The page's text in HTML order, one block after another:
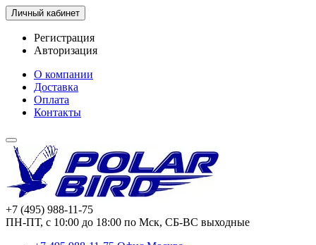
Личный кабинет
Регистрация
Авторизация
О компании
Доставка
Оплата
Контакты
+7 (495) 988-11-75
ПН-ПТ, с 10:00 до 18:00 по Мск, СБ-ВС выходные